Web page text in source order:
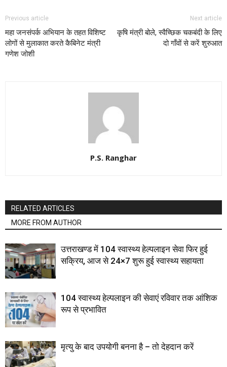
Previous article
महा जनसंपर्क अभियान के तहत विशिष्ट
लोगों से मुलाकात करते कैबिनेट मंत्री
गणेश जोशी
Next article
कृषि मंत्री बोले, स्वैच्छिक चकबंदी के लिए
दो गाँवों से करें शुरुआत
P.S. Ranghar
RELATED ARTICLES
MORE FROM AUTHOR
उत्तराखण्ड में 104 स्वास्थ्य हेल्पलाइन सेवा फिर हुई
सक्रिय, आज से 24×7 शुरू हुई स्वास्थ्य सहायता
104 स्वास्थ्य हेल्पलाइन की सेवाएं रविवार तक आंशिक
रूप से प्रभावित
मृत्यु के बाद उपयोगी बनना है – तो देहदान करें